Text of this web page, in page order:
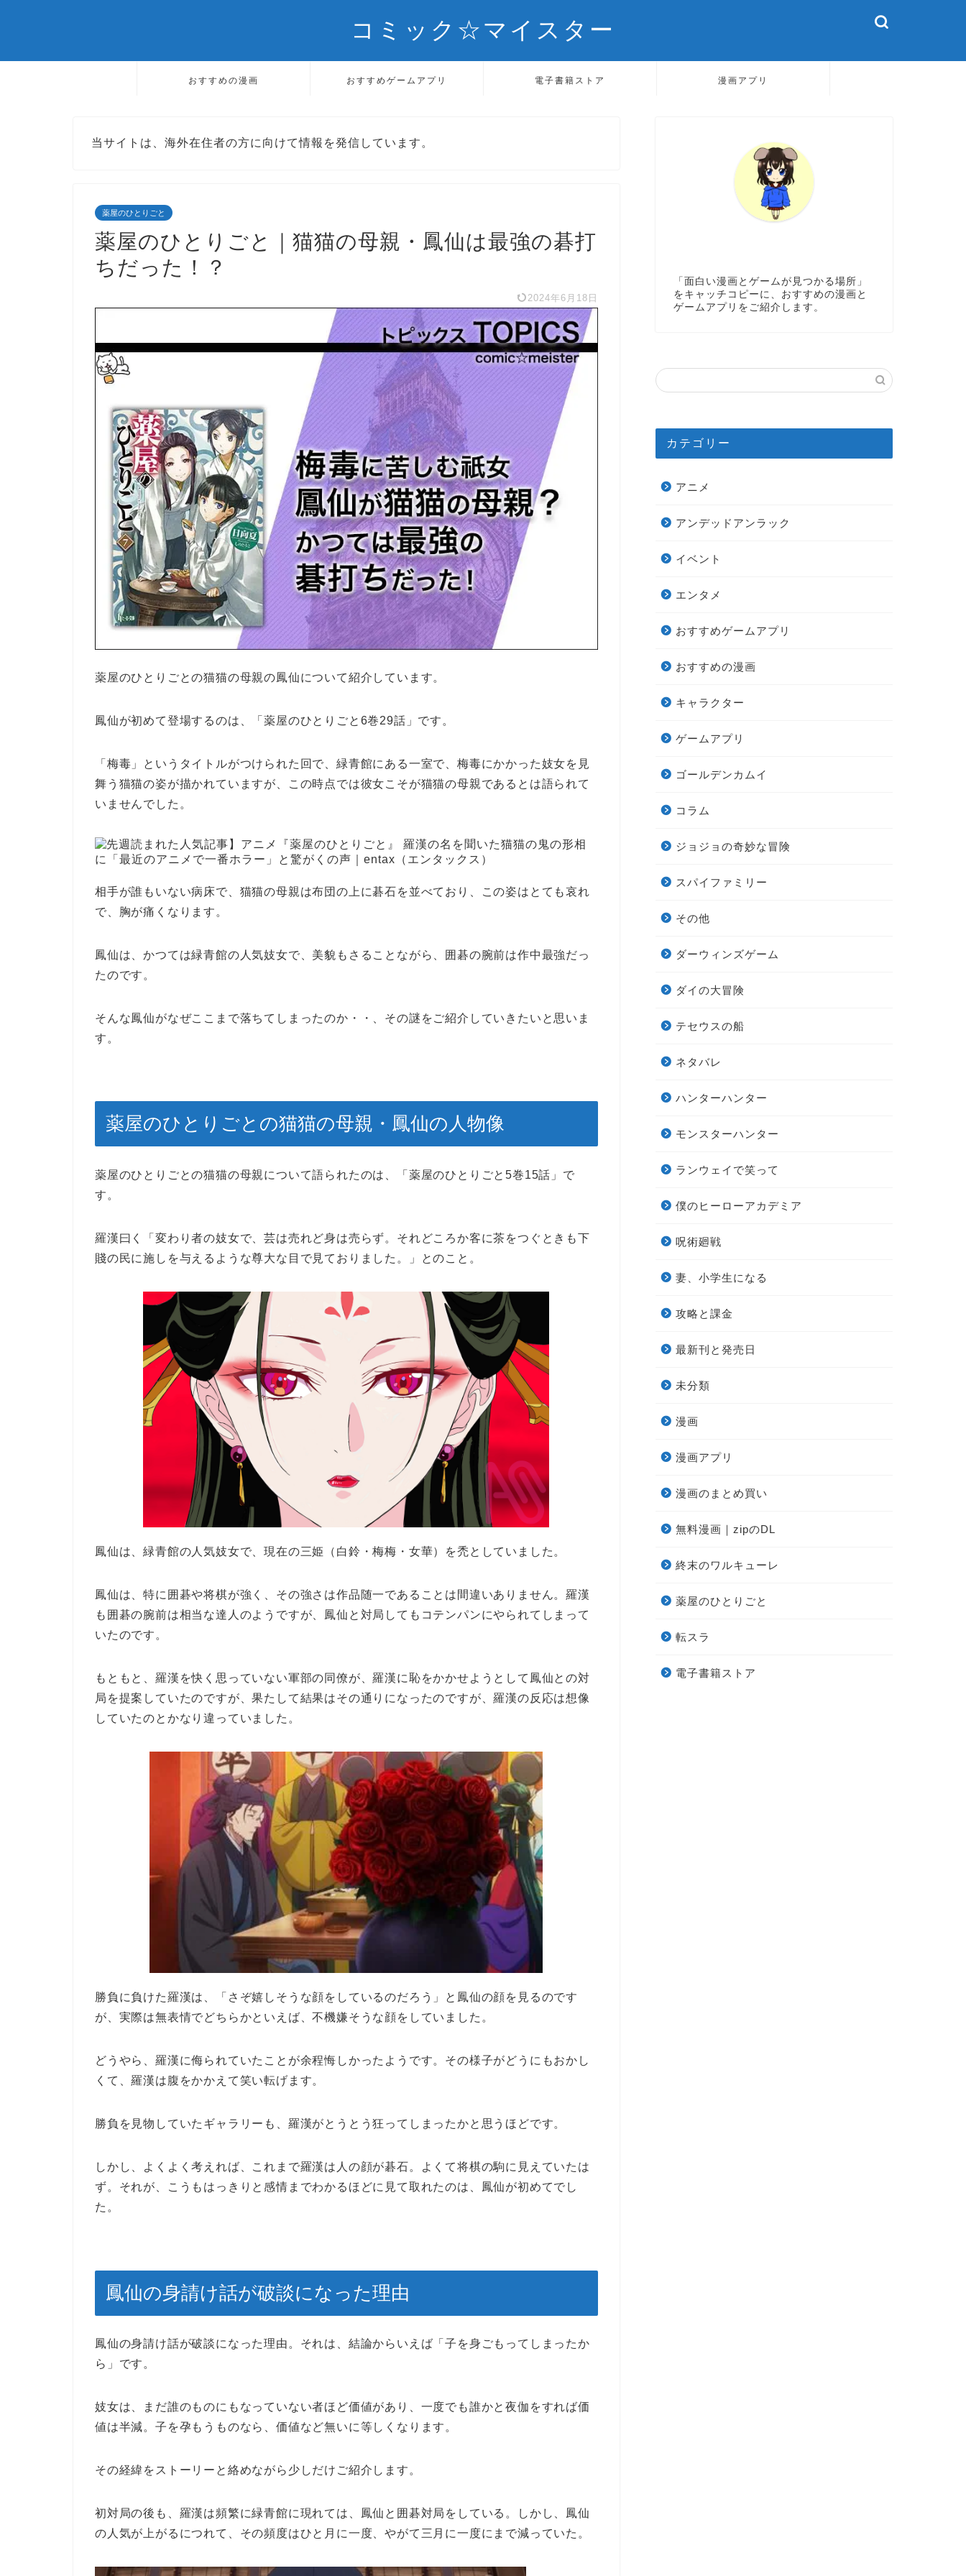
コミック☆マイスター
おすすめの漫画 おすすめゲームアプリ 電子書籍ストア 漫画アプリ
当サイトは、海外在住者の方に向けて情報を発信しています。
薬屋のひとりごと
薬屋のひとりごと｜猫猫の母親・鳳仙は最強の碁打
ちだった！？
2024年6月18日
薬屋のひとりごとの猫猫の母親の鳳仙について紹介しています。
鳳仙が初めて登場するのは、「薬屋のひとりごと6巻29話」です。
「梅毒」というタイトルがつけられた回で、緑青館にある一室で、梅毒にかかった妓女を見
舞う猫猫の姿が描かれていますが、この時点では彼女こそが猫猫の母親であるとは語られて
いませんでした。
相手が誰もいない病床で、猫猫の母親は布団の上に碁石を並べており、この姿はとても哀れ
で、胸が痛くなります。
鳳仙は、かつては緑青館の人気妓女で、美貌もさることながら、囲碁の腕前は作中最強だっ
たのです。
そんな鳳仙がなぜここまで落ちてしまったのか・・、その謎をご紹介していきたいと思いま
す。
薬屋のひとりごとの猫猫の母親・鳳仙の人物像
薬屋のひとりごとの猫猫の母親について語られたのは、「薬屋のひとりごと5巻15話」で
す。
羅漢曰く「変わり者の妓女で、芸は売れど身は売らず。それどころか客に茶をつぐときも下
賤の民に施しを与えるような尊大な目で見ておりました。」とのこと。
鳳仙は、緑青館の人気妓女で、現在の三姫（白鈴・梅梅・女華）を禿としていました。
鳳仙は、特に囲碁や将棋が強く、その強さは作品随一であることは間違いありません。羅漢
も囲碁の腕前は相当な達人のようですが、鳳仙と対局してもコテンパンにやられてしまって
いたのです。
もともと、羅漢を快く思っていない軍部の同僚が、羅漢に恥をかかせようとして鳳仙との対
局を提案していたのですが、果たして結果はその通りになったのですが、羅漢の反応は想像
していたのとかなり違っていました。
勝負に負けた羅漢は、「さぞ嬉しそうな顔をしているのだろう」と鳳仙の顔を見るのです
が、実際は無表情でどちらかといえば、不機嫌そうな顔をしていました。
どうやら、羅漢に侮られていたことが余程悔しかったようです。その様子がどうにもおかし
くて、羅漢は腹をかかえて笑い転げます。
勝負を見物していたギャラリーも、羅漢がとうとう狂ってしまったかと思うほどです。
しかし、よくよく考えれば、これまで羅漢は人の顔が碁石。よくて将棋の駒に見えていたは
ず。それが、こうもはっきりと感情までわかるほどに見て取れたのは、鳳仙が初めてでし
た。
鳳仙の身請け話が破談になった理由
鳳仙の身請け話が破談になった理由。それは、結論からいえば「子を身ごもってしまったか
ら」です。
妓女は、まだ誰のものにもなっていない者ほど価値があり、一度でも誰かと夜伽をすれば価
値は半減。子を孕もうものなら、価値など無いに等しくなります。
その経緯をストーリーと絡めながら少しだけご紹介します。
初対局の後も、羅漢は頻繁に緑青館に現れては、鳳仙と囲碁対局をしている。しかし、鳳仙
の人気が上がるにつれて、その頻度はひと月に一度、やがて三月に一度にまで減っていた。
「面白い漫画とゲームが見つかる場所」
をキャッチコピーに、おすすめの漫画と
ゲームアプリをご紹介します。
カテゴリー
アニメ
アンデッドアンラック
イベント
エンタメ
おすすめゲームアプリ
おすすめの漫画
キャラクター
ゲームアプリ
ゴールデンカムイ
コラム
ジョジョの奇妙な冒険
スパイファミリー
その他
ダーウィンズゲーム
ダイの大冒険
テセウスの船
ネタバレ
ハンターハンター
モンスターハンター
ランウェイで笑って
僕のヒーローアカデミア
呪術廻戦
妻、小学生になる
攻略と課金
最新刊と発売日
未分類
漫画
漫画アプリ
漫画のまとめ買い
無料漫画｜zipのDL
終末のワルキューレ
薬屋のひとりごと
転スラ
電子書籍ストア